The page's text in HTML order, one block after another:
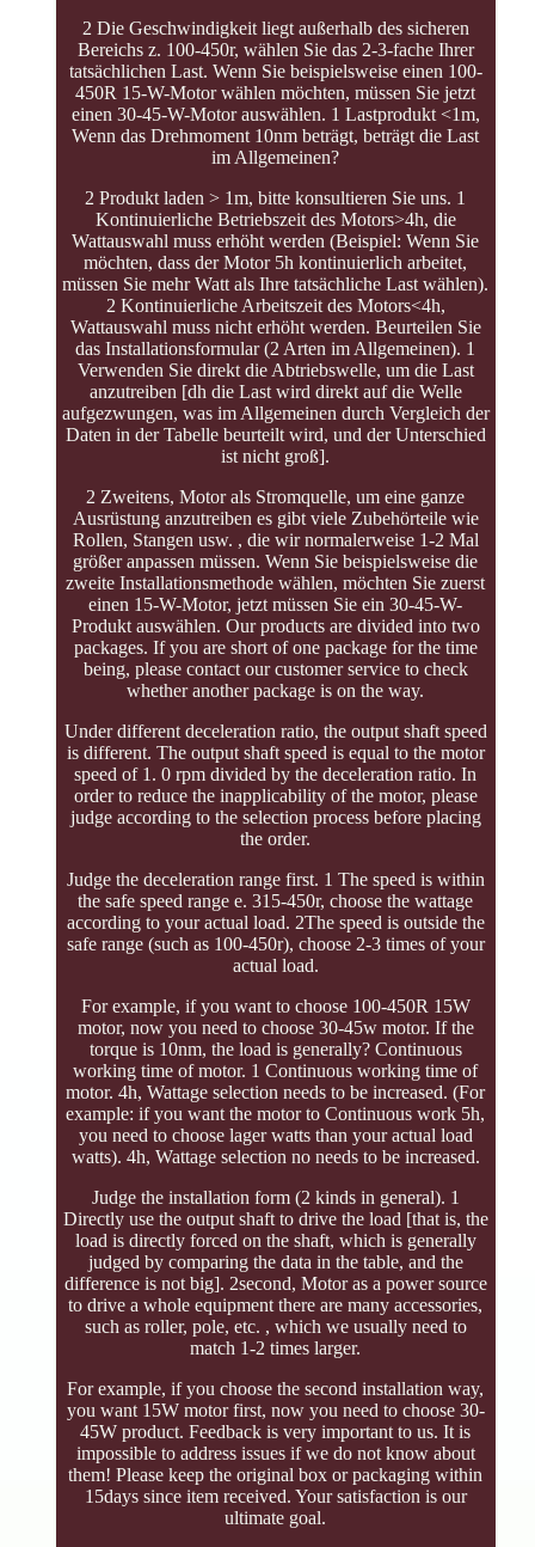
2 Die Geschwindigkeit liegt außerhalb des sicheren
Bereichs z. 100-450r, wählen Sie das 2-3-fache Ihrer
tatsächlichen Last. Wenn Sie beispielsweise einen 100-
450R 15-W-Motor wählen möchten, müssen Sie jetzt
einen 30-45-W-Motor auswählen. 1 Lastprodukt <1m,
Wenn das Drehmoment 10nm beträgt, beträgt die Last
im Allgemeinen?
2 Produkt laden > 1m, bitte konsultieren Sie uns. 1
Kontinuierliche Betriebszeit des Motors>4h, die
Wattauswahl muss erhöht werden (Beispiel: Wenn Sie
möchten, dass der Motor 5h kontinuierlich arbeitet,
müssen Sie mehr Watt als Ihre tatsächliche Last wählen).
2 Kontinuierliche Arbeitszeit des Motors<4h,
Wattauswahl muss nicht erhöht werden. Beurteilen Sie
das Installationsformular (2 Arten im Allgemeinen). 1
Verwenden Sie direkt die Abtriebswelle, um die Last
anzutreiben [dh die Last wird direkt auf die Welle
aufgezwungen, was im Allgemeinen durch Vergleich der
Daten in der Tabelle beurteilt wird, und der Unterschied
ist nicht groß].
2 Zweitens, Motor als Stromquelle, um eine ganze
Ausrüstung anzutreiben es gibt viele Zubehörteile wie
Rollen, Stangen usw. , die wir normalerweise 1-2 Mal
größer anpassen müssen. Wenn Sie beispielsweise die
zweite Installationsmethode wählen, möchten Sie zuerst
einen 15-W-Motor, jetzt müssen Sie ein 30-45-W-
Produkt auswählen. Our products are divided into two
packages. If you are short of one package for the time
being, please contact our customer service to check
whether another package is on the way.
Under different deceleration ratio, the output shaft speed
is different. The output shaft speed is equal to the motor
speed of 1. 0 rpm divided by the deceleration ratio. In
order to reduce the inapplicability of the motor, please
judge according to the selection process before placing
the order.
Judge the deceleration range first. 1 The speed is within
the safe speed range e. 315-450r, choose the wattage
according to your actual load. 2The speed is outside the
safe range (such as 100-450r), choose 2-3 times of your
actual load.
For example, if you want to choose 100-450R 15W
motor, now you need to choose 30-45w motor. If the
torque is 10nm, the load is generally? Continuous
working time of motor. 1 Continuous working time of
motor. 4h, Wattage selection needs to be increased. (For
example: if you want the motor to Continuous work 5h,
you need to choose lager watts than your actual load
watts). 4h, Wattage selection no needs to be increased.
Judge the installation form (2 kinds in general). 1
Directly use the output shaft to drive the load [that is, the
load is directly forced on the shaft, which is generally
judged by comparing the data in the table, and the
difference is not big]. 2second, Motor as a power source
to drive a whole equipment there are many accessories,
such as roller, pole, etc. , which we usually need to
match 1-2 times larger.
For example, if you choose the second installation way,
you want 15W motor first, now you need to choose 30-
45W product. Feedback is very important to us. It is
impossible to address issues if we do not know about
them! Please keep the original box or packaging within
15days since item received. Your satisfaction is our
ultimate goal.